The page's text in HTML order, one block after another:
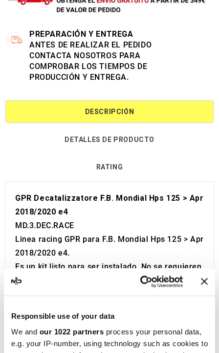
Responsible use of your data
We and our 1022 partners process your personal data,
e.g. your IP-number, using technology such as cookies to
PREPARACIÓN Y ENTREGA
ANTES DE REALIZAR EL PEDIDO
CONTACTA NOSOTROS PARA
COMPROBAR LOS TIEMPOS DE
PRODUCCIÓN Y ENTREGA.
DESCRIPCIÓN
DETALLES DE PRODUCTO
RATING
GPR Decatalizzatore F.B. Mondial Hps 125 > Apr
2018/2020 e4
MD.3.DEC.RACE
Linea racing GPR para F.B. Mondial Hps 125 > Apr
2018/2020 e4.
Es un kit listo para ser instalado. No se requieren
modificaciones.
Se reemplaza directamente sin ninguna
Sin Homologación Europea y Suiza (CEE).
El catalizador no está incluido en el kit.
Made in Italy 100%.